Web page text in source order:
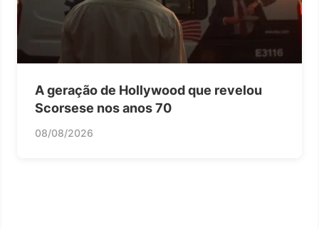
A geração de Hollywood que revelou
Scorsese nos anos 70
08/08/2026